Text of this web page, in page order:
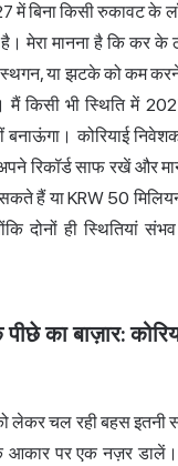
में बिना किसी रुकावट के
मेरा मानना है कि कर के
या झटके को कम करने
मैं किसी भी स्थिति में
बनाऊंगा। कोरियाई
रिकॉर्ड साफ रखें और
हैं या KRW 50
दोनों ही स्थितियां
का बाज़ार:
लेकर चल रही बहस इतनी
पर एक नज़र डालें।